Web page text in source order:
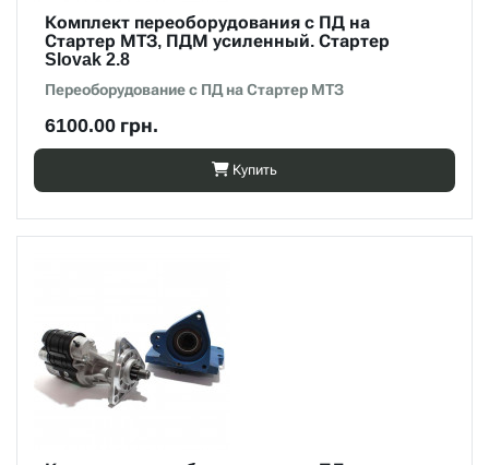
Комплект переоборудования с ПД на
Стартер МТЗ, ПДМ усиленный. Стартер
Slovak 2.8
Переоборудование с ПД на Стартер МТЗ
6100.00 грн.
Купить